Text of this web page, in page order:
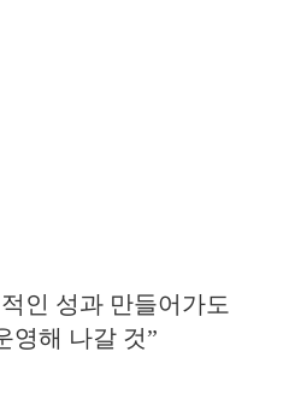
인 성과 만들어가도
영해 나갈 것”